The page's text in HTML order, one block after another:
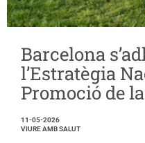
Barcelona
l’Estratègia
Promoció de
11-05-2026
VIURE AMB SALUT